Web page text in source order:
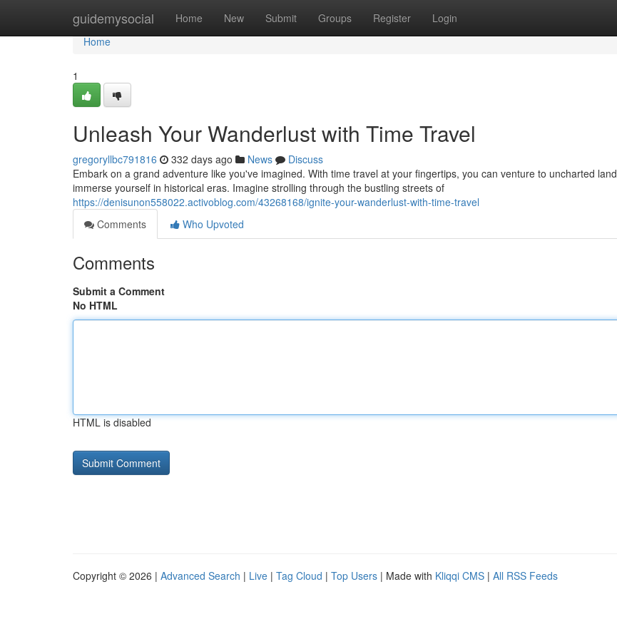
guidemysocial Home New Submit Groups Register Login
Home
Home
1
Unleash Your Wanderlust with Time Travel
gregoryllbc791816 332 days ago News
Discuss
Embark on a grand adventure like you've imagined. With time travel at your fingertips, you can venture to uncharted
immerse yourself in historical eras. Imagine strolling through the bustling streets of
https://denisunon558022.activoblog.com/43268168/ignite-your-wanderlust-with-time-travel
Comments
Who Upvoted
Comments
Submit a Comment
No HTML
HTML is disabled
Copyright © 2026 | Advanced Search | Live | Tag Cloud | Top Users | Made with Kliqqi CMS | All RSS Feeds